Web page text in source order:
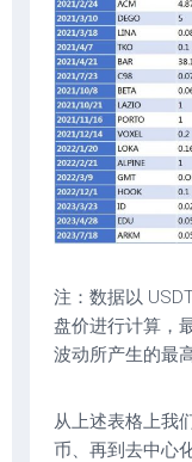
注：数据以
盘价进行计算，
波动所产生的最
从上述表格上我
币、再到去中心